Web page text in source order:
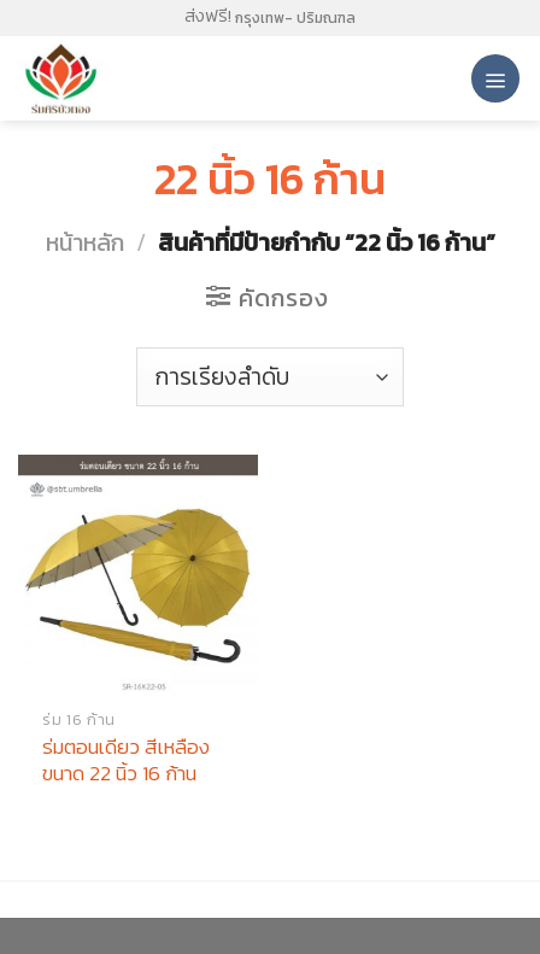
content
ส่งฟรี! กรุงเทพ- ปริมณฑล
22 นิ้ว 16 ก้าน
หน้าหลัก / สินค้าที่มีป้ายกำกับ “22 นิ้ว 16 ก้าน”
คัดกรอง
ร่ม 16 ก้าน
ร่มตอนเดียว สีเหลือง
ขนาด 22 นิ้ว 16 ก้าน